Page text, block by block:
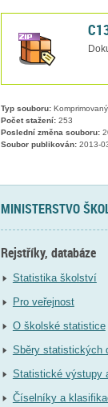
Typ souboru:
Počet stažení:253
Poslední změna souboru:
Soubor publikován:2013-
MINISTERSTVO
Rejstříky, databáze
Statistika školství
Pro veřejnost
O školské statistice
Sběry statistických
Statistické výstupy
Číselníky a